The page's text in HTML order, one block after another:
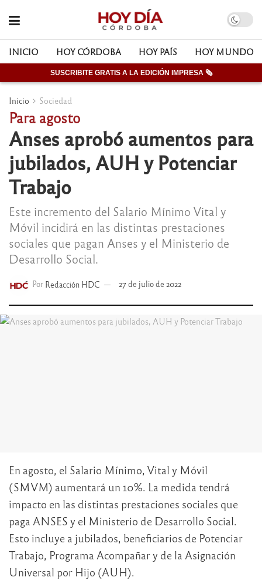
INICIO HOY CÓRDOBA HOY PAÍS HOY MUNDO
SUSCRIBITE GRATIS A LA EDICIÓN IMPRESA 🗞
Inicio Sociedad
Para agosto
Anses aprobó aumentos para
jubilados, AUH y Potenciar
Trabajo
Este incremento del Salario Mínimo Vital y
Móvil incidirá en las distintas prestaciones
sociales que pagan Anses y el Ministerio de
Desarrollo Social.
Por Redacción HDC 27 de julio de 2022
En agosto, el Salario Mínimo, Vital y Móvil
(SMVM) aumentará un 10%. La medida tendrá
impacto en las distintas prestaciones sociales que
paga ANSES y el Ministerio de Desarrollo Social.
Esto incluye a jubilados, beneficiarios de Potenciar
Trabajo, Programa Acompañar y de la Asignación
Universal por Hijo (AUH).